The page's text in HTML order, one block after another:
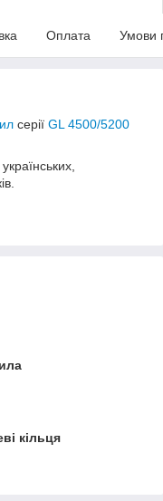
Оплата Умови
серії GL 4500/5200
кільця